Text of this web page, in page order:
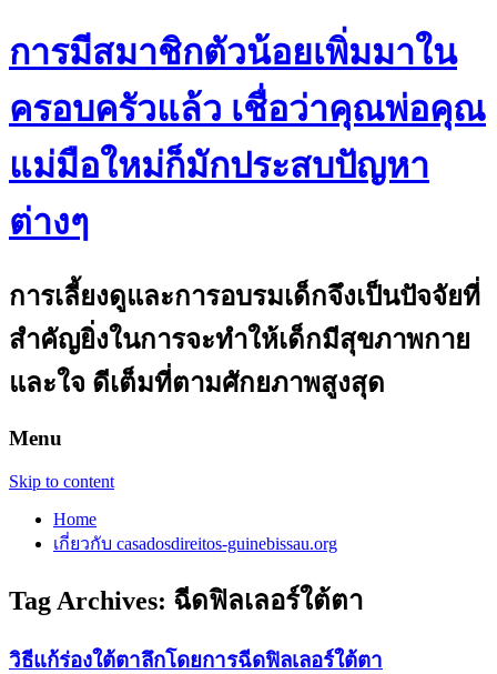
การมีสมาชิกตัวน้อยเพิ่มมาใน
ครอบครัวแล้ว เชื่อว่าคุณพ่อคุณ
แม่มือใหม่ก็มักประสบปัญหา
ต่างๆ
การเลี้ยงดูและการอบรมเด็กจึงเป็นปัจจัยที่
สำคัญยิ่งในการจะทำให้เด็กมีสุขภาพกาย
และใจ ดีเต็มที่ตามศักยภาพสูงสุด
Menu
Skip to content
Home
เกี่ยวกับ casadosdireitos-guinebissau.org
Tag Archives: ฉีดฟิลเลอร์ใต้ตา
วิธีแก้ร่องใต้ตาลึกโดยการฉีดฟิลเลอร์ใต้ตา